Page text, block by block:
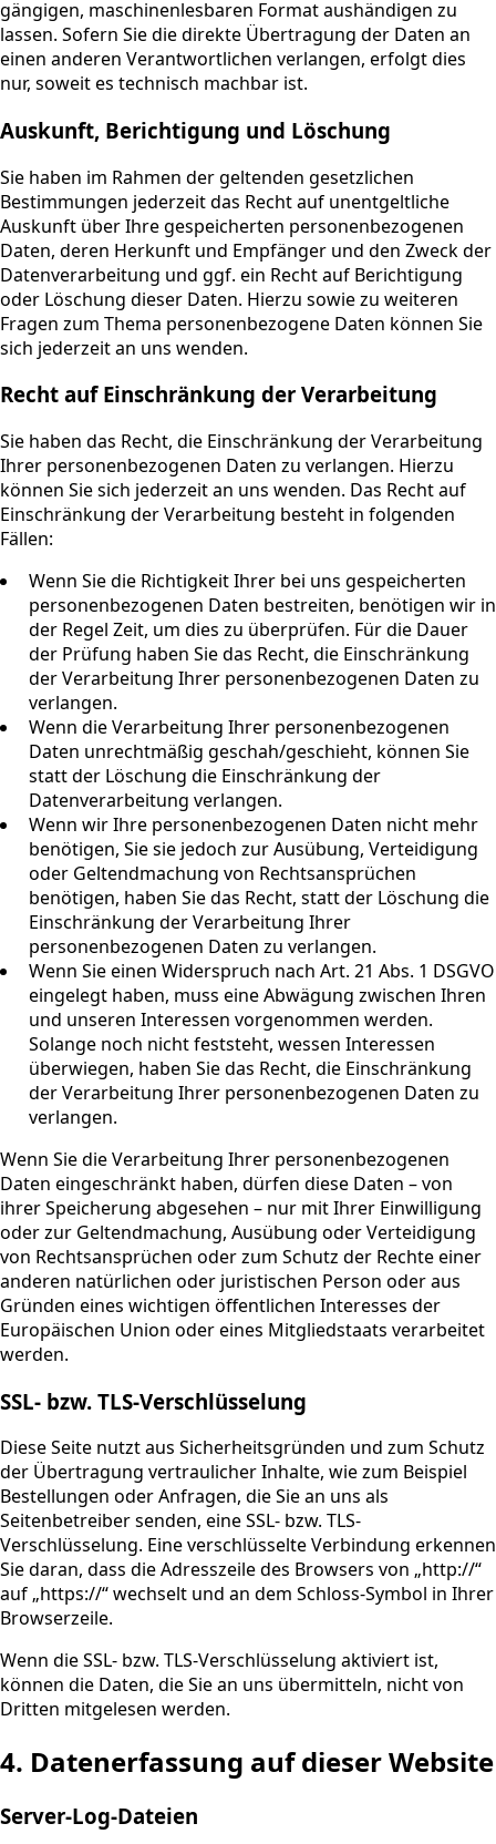
gängigen, maschinenlesbaren Format aushändigen zu
lassen. Sofern Sie die direkte Übertragung der Daten an
einen anderen Verantwortlichen verlangen, erfolgt dies
nur, soweit es technisch machbar ist.
Auskunft, Berichtigung und Löschung
Sie haben im Rahmen der geltenden gesetzlichen
Bestimmungen jederzeit das Recht auf unentgeltliche
Auskunft über Ihre gespeicherten personenbezogenen
Daten, deren Herkunft und Empfänger und den Zweck der
Datenverarbeitung und ggf. ein Recht auf Berichtigung
oder Löschung dieser Daten. Hierzu sowie zu weiteren
Fragen zum Thema personenbezogene Daten können Sie
sich jederzeit an uns wenden.
Recht auf Einschränkung der Verarbeitung
Sie haben das Recht, die Einschränkung der Verarbeitung
Ihrer personenbezogenen Daten zu verlangen. Hierzu
können Sie sich jederzeit an uns wenden. Das Recht auf
Einschränkung der Verarbeitung besteht in folgenden
Fällen:
Wenn Sie die Richtigkeit Ihrer bei uns gespeicherten
personenbezogenen Daten bestreiten, benötigen wir in
der Regel Zeit, um dies zu überprüfen. Für die Dauer
der Prüfung haben Sie das Recht, die Einschränkung
der Verarbeitung Ihrer personenbezogenen Daten zu
verlangen.
Wenn die Verarbeitung Ihrer personenbezogenen
Daten unrechtmäßig geschah/geschieht, können Sie
statt der Löschung die Einschränkung der
Datenverarbeitung verlangen.
Wenn wir Ihre personenbezogenen Daten nicht mehr
benötigen, Sie sie jedoch zur Ausübung, Verteidigung
oder Geltendmachung von Rechtsansprüchen
benötigen, haben Sie das Recht, statt der Löschung die
Einschränkung der Verarbeitung Ihrer
personenbezogenen Daten zu verlangen.
Wenn Sie einen Widerspruch nach Art. 21 Abs. 1 DSGVO
eingelegt haben, muss eine Abwägung zwischen Ihren
und unseren Interessen vorgenommen werden.
Solange noch nicht feststeht, wessen Interessen
überwiegen, haben Sie das Recht, die Einschränkung
der Verarbeitung Ihrer personenbezogenen Daten zu
verlangen.
Wenn Sie die Verarbeitung Ihrer personenbezogenen
Daten eingeschränkt haben, dürfen diese Daten – von
ihrer Speicherung abgesehen – nur mit Ihrer Einwilligung
oder zur Geltendmachung, Ausübung oder Verteidigung
von Rechtsansprüchen oder zum Schutz der Rechte einer
anderen natürlichen oder juristischen Person oder aus
Gründen eines wichtigen öffentlichen Interesses der
Europäischen Union oder eines Mitgliedstaats verarbeitet
werden.
SSL- bzw. TLS-Verschlüsselung
Diese Seite nutzt aus Sicherheitsgründen und zum Schutz
der Übertragung vertraulicher Inhalte, wie zum Beispiel
Bestellungen oder Anfragen, die Sie an uns als
Seitenbetreiber senden, eine SSL- bzw. TLS-
Verschlüsselung. Eine verschlüsselte Verbindung erkennen
Sie daran, dass die Adresszeile des Browsers von „http://“
auf „https://“ wechselt und an dem Schloss-Symbol in Ihrer
Browserzeile.
Wenn die SSL- bzw. TLS-Verschlüsselung aktiviert ist,
können die Daten, die Sie an uns übermitteln, nicht von
Dritten mitgelesen werden.
4. Datenerfassung auf dieser Website
Server-Log-Dateien